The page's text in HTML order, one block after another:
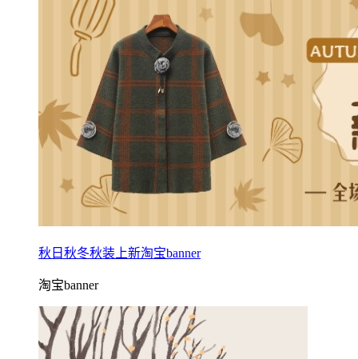
秋日秋冬秋装上新淘宝banner
淘宝banner